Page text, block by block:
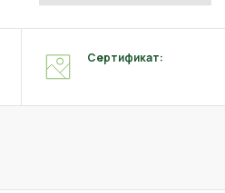
Сертификат: